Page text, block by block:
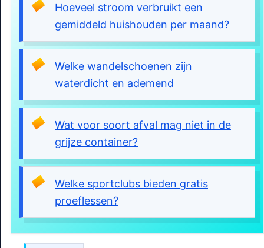
Hoeveel stroom verbruikt een
gemiddeld huishouden per maand?
Welke wandelschoenen zijn
waterdicht en ademend
Wat voor soort afval mag niet in de
grijze container?
Welke sportclubs bieden gratis
proeflessen?